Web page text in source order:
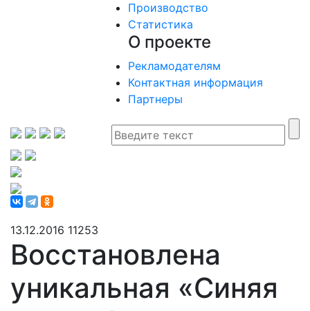
Производство
Статистика
О проекте
Рекламодателям
Контактная информация
Партнеры
13.12.2016 11253
Восстановлена
уникальная «Синяя